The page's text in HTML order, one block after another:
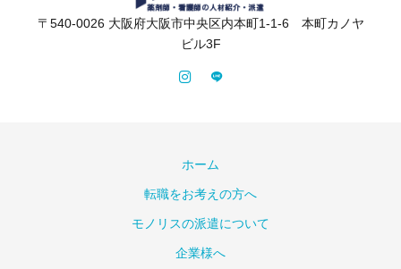
〒540-0026 大阪府大阪市中央区内本町1‐1‐6 本町カノヤ
ビル3F
ホーム
転職をお考えの方へ
モノリスの派遣について
企業様へ